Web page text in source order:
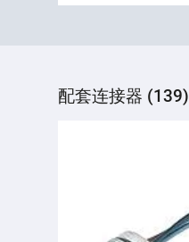
配套连接器 (139)